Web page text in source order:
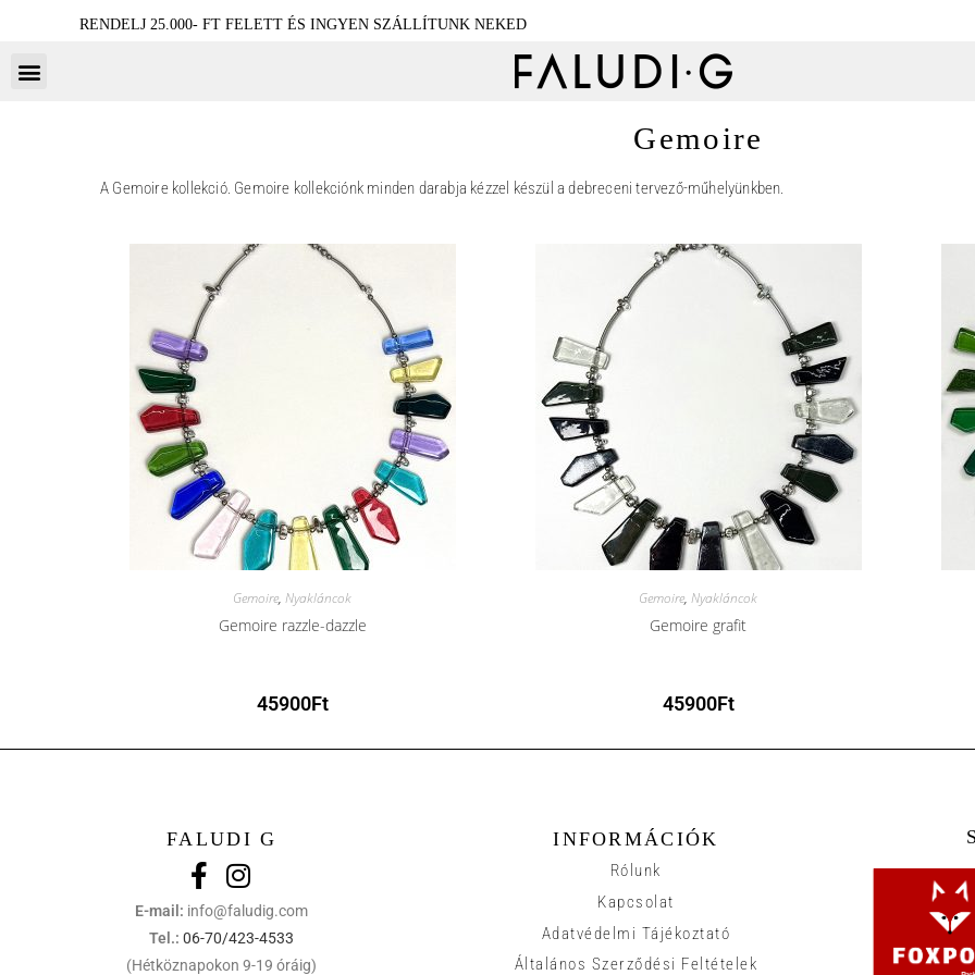
RENDELJ 25.000- FT FELETT ÉS INGYEN SZÁLLÍTUNK NEKED
Gemoire
A Gemoire kollekció. Gemoire kollekciónk minden darabja kézzel készül a debreceni tervező-műhelyünkben.
Gemoire,Nyakláncok
Gemoire razzle-dazzle
45900Ft
Gemoire,Nyakláncok
Gemoire grafit
45900Ft
FALUDI G
E-mail: info@faludig.com
Tel.: 06-70/423-4533
(Hétköznapokon 9-19 óráig)
INFORMÁCIÓK
Rólunk
Kapcsolat
Adatvédelmi Tájékoztató
Általános Szerződési Feltételek